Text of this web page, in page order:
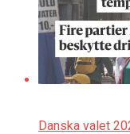
Danska valet